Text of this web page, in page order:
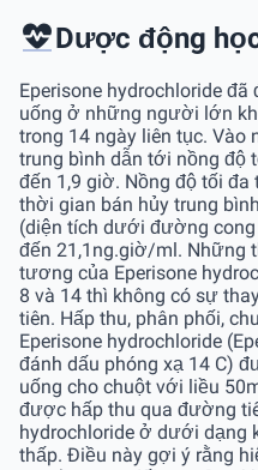
Dược động
Eperisone hydrochloride
uống ở những người lớn
trong 14 ngày liên tục. Vào
trung bình dẫn tới nồng độ
đến 1,9 giờ. Nồng độ tối
thời gian bán hủy trung
(diện tích dưới đường
đến 21,1ng.giờ/ml. Những
tương của Eperisone
8 và 14 thì không có sự
tiên. Hấp thu, phân phối,
Eperisone hydrochloride
đánh dấu phóng xạ 14 C)
uống cho chuột với liều
được hấp thu qua đường
hydrochloride ở dưới dạng
thấp. Ðiều này gợi ý rằng